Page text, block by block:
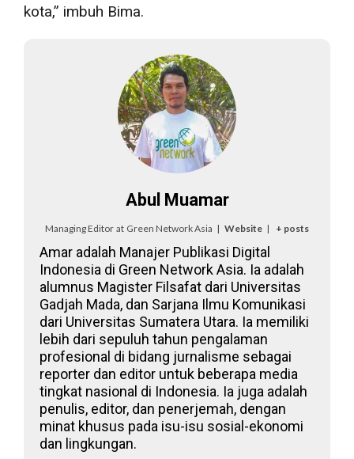
kota,” imbuh Bima.
Abul Muamar
Managing Editor at Green Network Asia | Website | + posts
Amar adalah Manajer Publikasi Digital
Indonesia di Green Network Asia. Ia adalah
alumnus Magister Filsafat dari Universitas
Gadjah Mada, dan Sarjana Ilmu Komunikasi
dari Universitas Sumatera Utara. Ia memiliki
lebih dari sepuluh tahun pengalaman
profesional di bidang jurnalisme sebagai
reporter dan editor untuk beberapa media
tingkat nasional di Indonesia. Ia juga adalah
penulis, editor, dan penerjemah, dengan
minat khusus pada isu-isu sosial-ekonomi
dan lingkungan.